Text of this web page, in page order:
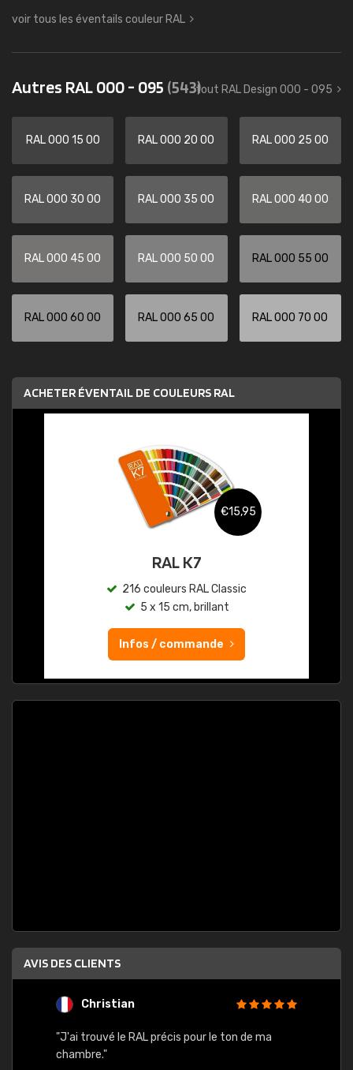
voir tous les éventails couleur RAL
Autres RAL 000 - 095 (543)tout RAL Design 000 - 095
RAL 000 15 00 RAL 000 20 00 RAL 000 25 00
RAL 000 30 00 RAL 000 35 00 RAL 000 40 00
RAL 000 45 00 RAL 000 50 00 RAL 000 55 00
RAL 000 60 00 RAL 000 65 00 RAL 000 70 00
ACHETER ÉVENTAIL DE COULEURS RAL
€15,95
RAL K7
216 couleurs RAL Classic
5 x 15 cm, brillant
Infos / commande
AVIS DES CLIENTS
Christian
"J'ai trouvé le RAL précis pour le ton de ma
chambre."